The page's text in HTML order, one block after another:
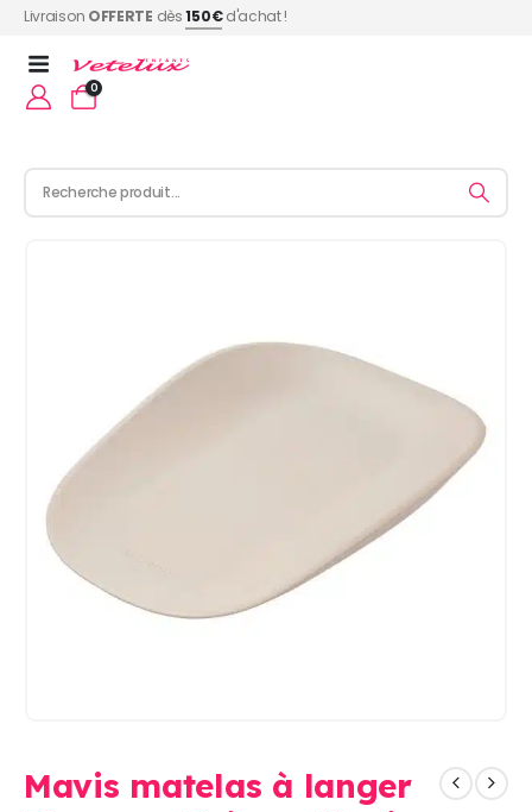
Livraison OFFERTE dès150€d'achat !
0
Mavis matelas à langer